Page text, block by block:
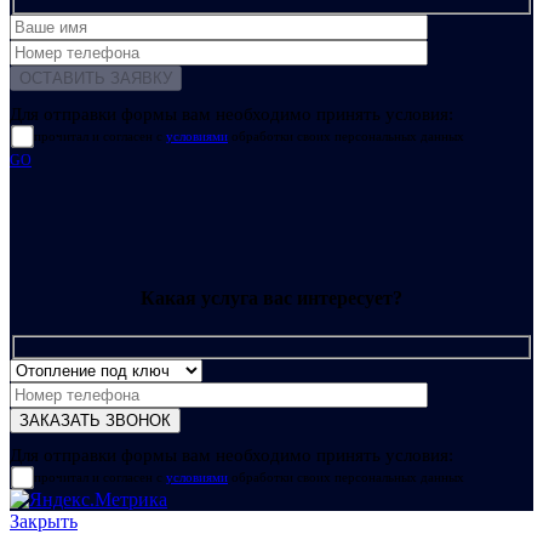
Для отправки формы вам необходимо принять условия:
прочитал и согласен с условиями обработки своих персональных данных
GO
Какая услуга вас интересует?
Для отправки формы вам необходимо принять условия:
прочитал и согласен с условиями обработки своих персональных данных
Закрыть